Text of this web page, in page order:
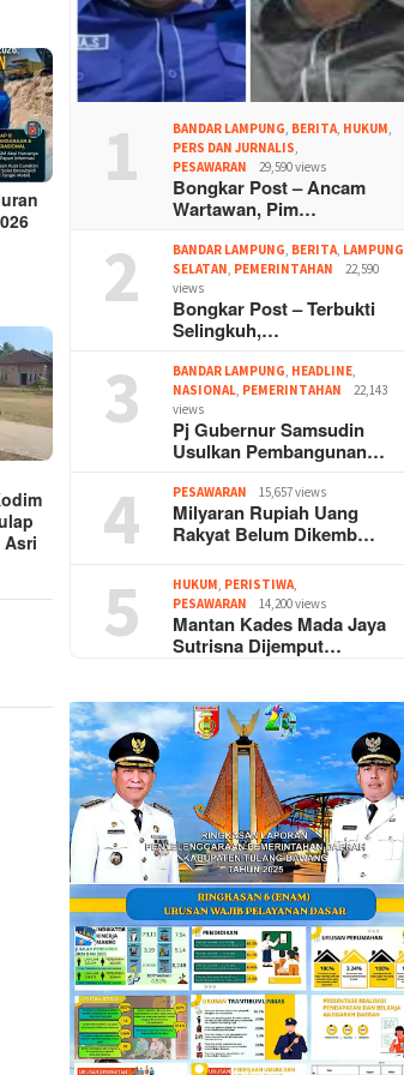
Asri
1 BANDAR LAMPUNG BERITA HUKUM
PERS DAN JURNALIS
PESAWARAN
29,590 views
Bongkar Post – Ancam
Wartawan, Pim…
2 BANDAR LAMPUNG BERITA LAMPUNG
SELATAN PEMERINTAHAN
22,590
views
Bongkar Post – Terbukti
Selingkuh,…
3 BANDAR LAMPUNG HEADLINE
NASIONAL PEMERINTAHAN
22,143
views
Pj Gubernur Samsudin
Usulkan Pembangunan…
4 PESAWARAN 15,657 views
Milyaran Rupiah Uang
Rakyat Belum Dikemb…
5 HUKUM PERISTIWA
PESAWARAN
14,200 views
Mantan Kades Mada Jaya
Sutrisna Dijemput…